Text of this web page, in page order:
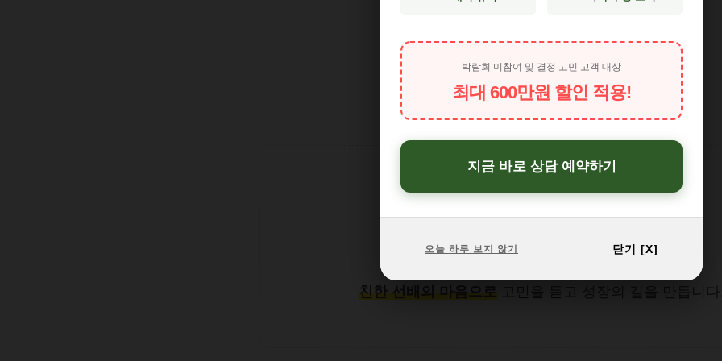
유학 후기
“한 통의 전화로 시작하여 오래가는 인연들”
대부분은 저희와의 한 번의 상담에서 시작되지만,
그 순간부터 학생 한 명 한 명과
친한 선배의 마음으로
고민을 듣고 성장의 길을 만듭니
박람회 미참여 및 결정 고민 고객 대상
최대 600만원 할인 적용!
지금 바로 상담 예약하기
오늘 하루 보지 않기 닫기 [X]